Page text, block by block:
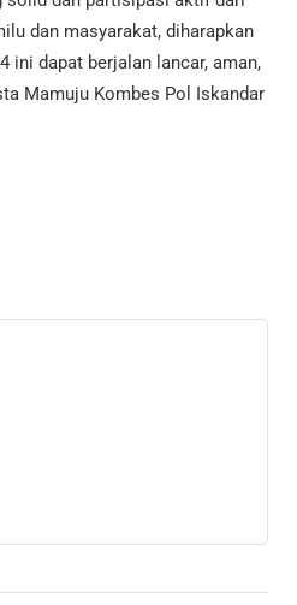
dan masyarakat, diharapkan
ini dapat berjalan lancar, aman,
Mamuju Kombes Pol Iskandar